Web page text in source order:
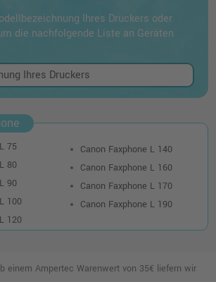
Ihres Druckers oder
die nachfolgende Liste an Geräten
75
80
90
100
120
Canon Faxphone L 140
Canon Faxphone L 160
Canon Faxphone L 170
Canon Faxphone L 190
einem Ampertec Warenwert von 35€ liefern wir